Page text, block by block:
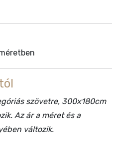
szövetre, 300x180cm
Az ár a méret és a
változik.